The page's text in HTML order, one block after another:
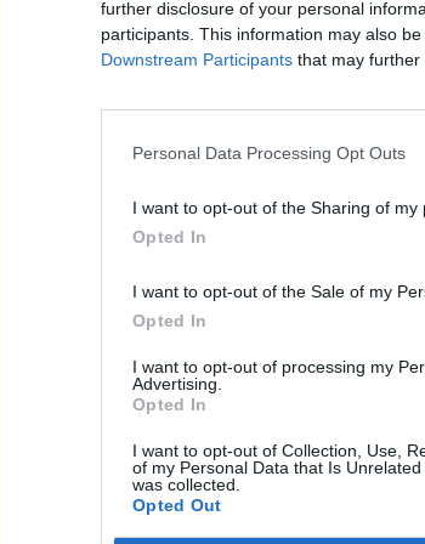
further disclosure of your personal
participants. This information may also
Downstream Participants that may further
Personal Data Processing Opt Outs
I want to opt-out of the Sharing of my
Opted In
I want to opt-out of the Sale of my
Opted In
I want to opt-out of processing my
Advertising.
Opted In
I want to opt-out of Collection, Use,
of my Personal Data that Is
was collected.
Opted Out
elnök utasította az orosz hadsereget,
megrohamozására vonatkozó
megbeszélésről, amelyen Putyin úr azt
alá vennék, hogy még "egy légy" se tudjon
lefújta a tervet, új módszerhez nyúlnak A
KEDVES OLVASÓNK!
regisztrációhoz kötött.
Portfolio.hu teljes cikkarchívum
Kötéslisták: BÉT elmúlt 2 év napon belüli
kötéslistái